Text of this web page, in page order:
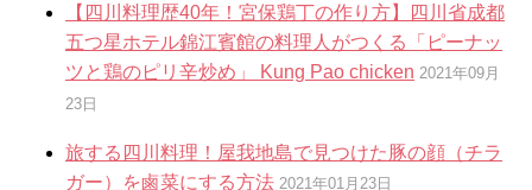
【四川料理歴40年！宮保鶏丁の作り方】四川省成都
五つ星ホテル錦江賓館の料理人がつくる「ピーナッ
ツと鶏のピリ辛炒め」 Kung Pao chicken 2021年09月
23日
旅する四川料理！屋我地島で見つけた豚の顔（チラ
ガー）を鹵菜にする方法 2021年01月23日